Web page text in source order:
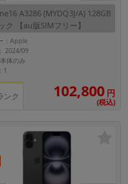
A3286 (MYDQ3J/A) 128GB
ク 【au版SIMフリー】
：Apple
2024/09
体のみ
1
ンク 102,800 円
(税込)